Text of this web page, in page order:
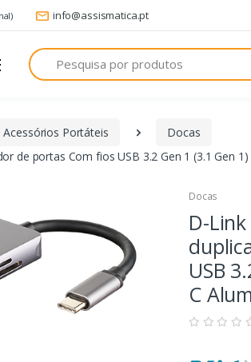
info@assismatica.pt
Pesquisa
Acessórios Portáteis
Docas
de portas Com fios USB 3.2 Gen 1 (3.1 Gen
Docas
D-
USB
C